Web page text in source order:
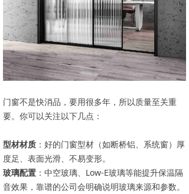
门窗不是快消品，要用很多年，所以质量至关重
要。你可以关注以下几点：
型材材质 ：好的门窗型材（如断桥铝、系统窗）厚
度足、表面光滑、不易变形。
玻璃配置 ：中空玻璃、Low-E玻璃等能提升保温隔
音效果，靠谱的公司会明确说明玻璃来源和参数。